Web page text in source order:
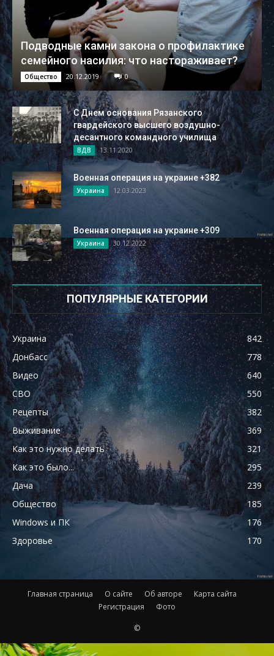
Подводные камни закона о профилактике
семейного насилия: что настораживает?
Общество 20.12.2019 0
С Днем основания Рязанского
гвардейского высшего воздушно-
десантного командного училища
ВДВ 13.11.2020
Военная операция на украине +382
Украина 12.03.2023
Военная операция на украине +309
Украина 30.12.2022
ПОПУЛЯРНЫЕ КАТЕГОРИИ
Украина
842
Донбасс
778
Видео
640
СВО
550
Рецепты
382
Выживание
369
Как это нужно делать
321
Как это было...
295
Дача
239
Общество
185
Windows и ПК
176
Здоровье
170
Главная страница О сайте Об авторе
Карта сайта
Регистрация
Фото
©